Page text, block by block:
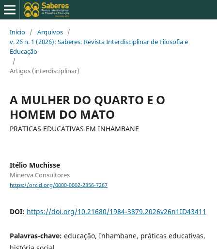
Início / Arquivos /
v. 26 n. 1 (2026): Saberes: Revista Interdisciplinar de Filosofia e
Educação
/
Artigos (interdisciplinar)
A MULHER DO QUARTO E O
HOMEM DO MATO
PRATICAS EDUCATIVAS EM INHAMBANE
Itélio Muchisse
Minerva Consultores
https://orcid.org/0000-0002-2356-7267
DOI: https://doi.org/10.21680/1984-3879.2026v26n1ID43411
Palavras-chave: educação, Inhambane, práticas educativas,